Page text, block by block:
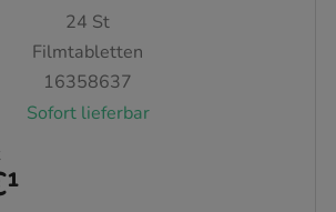
24 St
Filmtabletten
16358637
Sofort lieferbar
¹